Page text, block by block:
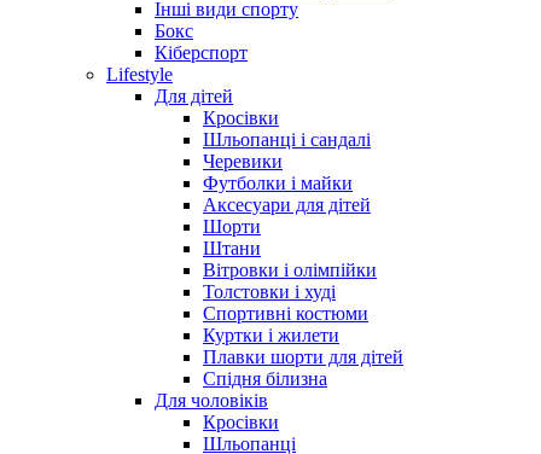
Інші види спорту
Бокс
Кіберспорт
Lifestyle
Для дітей
Кросівки
Шльопанці і сандалі
Черевики
Футболки і майки
Аксесуари для дітей
Шорти
Штани
Вітровки і олімпійки
Толстовки і худі
Спортивні костюми
Куртки і жилети
Плавки шорти для дітей
Спідня білизна
Для чоловіків
Кросівки
Шльопанці